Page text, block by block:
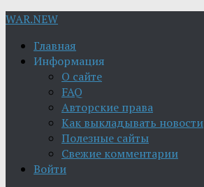
WAR.NEW
Главная
Информация
О сайте
FAQ
Авторские права
Как выкладывать новости
Полезные сайты
Свежие комментарии
Войти